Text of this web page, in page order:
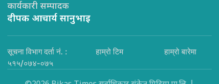
कार्यकारी सम्पादक
दीपक आचार्य सानुभाइ
सूचना विभाग दर्ता नं. :
५१५/०७४-०७५
हाम्रो टिम हाम्रो बारेमा